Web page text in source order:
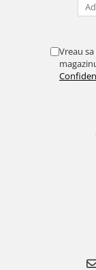
Vreau